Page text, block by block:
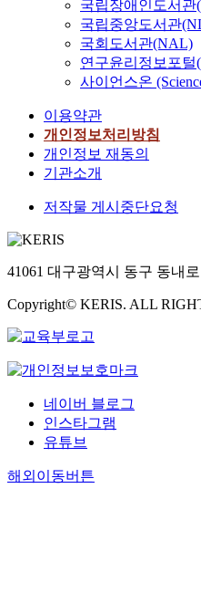
국립장애인도서관
국립중앙도서관
국회도서관(NAL)
연구윤리정보포털
사이언스온
이용약관
개인정보처리방침
개인정보 재동의
기관소개
저작물 게시중단요청
41061 대구광역시 동구 동내
Copyright© KERIS. ALL
네이버 블로그
인스타그램
유튜브
해외이동버튼